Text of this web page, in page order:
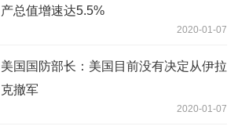
产总值增速达5.5%
2020-01-07
美国国防部长：美国目前没有决定从伊拉
克撤军
2020-01-07